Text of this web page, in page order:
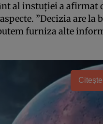
al instuţiei a afirmat
”Decizia are la
furniza alte